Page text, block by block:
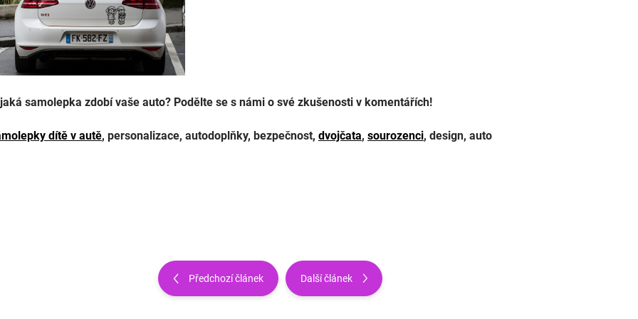
samolepka zdobí vaše auto? Podělte se s námi o své zkušenosti v komentářích!
dítě v autě, personalizace, autodoplňky, bezpečnost, dvojčata, sourozenci, design, auto
Předchozí článek Další článek